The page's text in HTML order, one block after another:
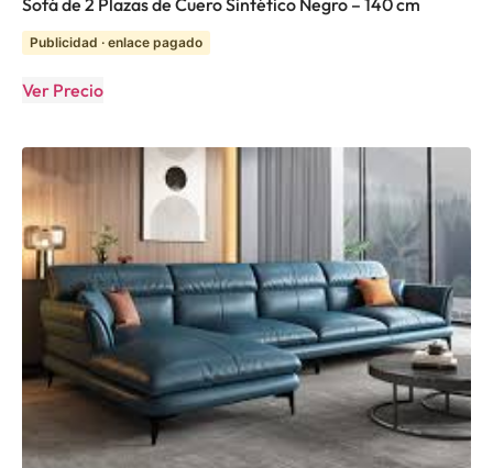
Sofá de 2 Plazas de Cuero Sintético Negro – 140 cm
Publicidad · enlace pagado
Ver Precio